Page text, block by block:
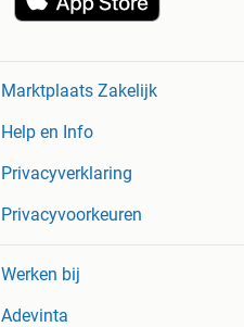
Marktplaats Zakelijk
Help en Info
Privacyverklaring
Privacyvoorkeuren
Werken bij
Adevinta